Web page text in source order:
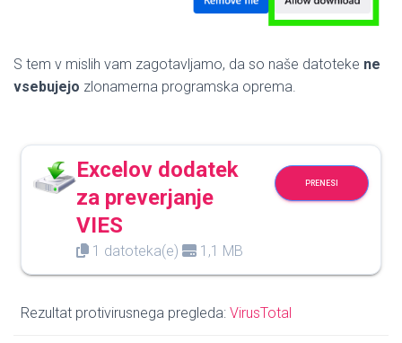
S tem v mislih vam zagotavljamo, da so naše datoteke ne
vsebujejo zlonamerna programska oprema.
Excelov dodatek
za preverjanje
VIES
1 datoteka(e) 1,1 MB
PRENESI
Rezultat protivirusnega pregleda: VirusTotal